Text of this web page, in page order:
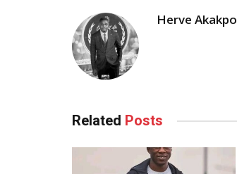
Herve Akakpo
Related Posts